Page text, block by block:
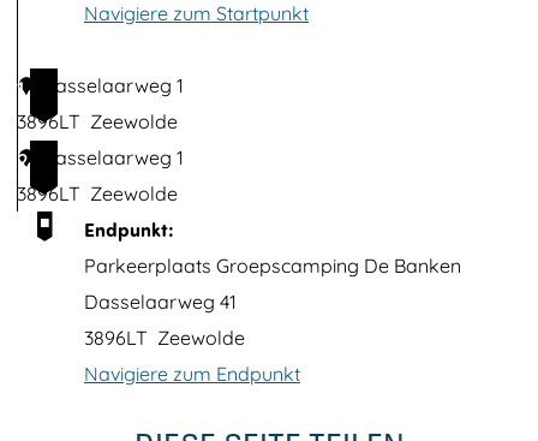
f
f
n
e
Navigiere zum Startpunkt
1
Dasselaarweg 1
3896LT Zeewolde
2
Dasselaarweg 1
3896LT Zeewolde
Endpunkt:
Parkeerplaats Groepscamping De Banken
Dasselaarweg 41
3896LT Zeewolde
Navigiere zum Endpunkt